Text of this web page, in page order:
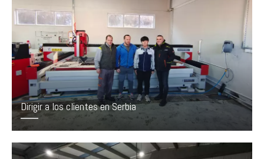
Dirigir a los clientes en Serbia